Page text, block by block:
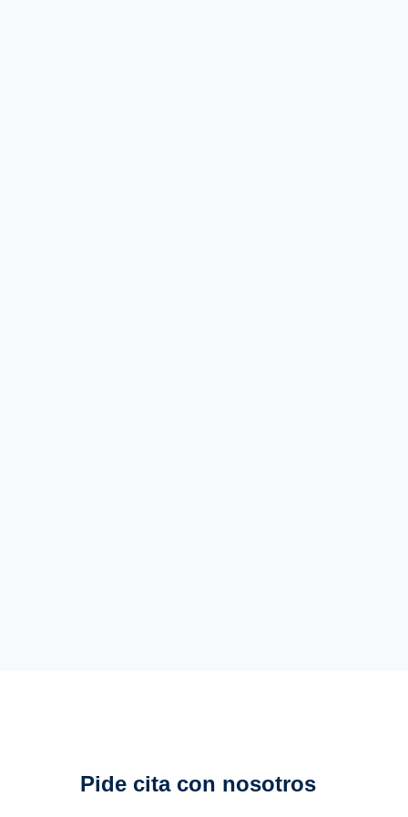
Pide cita con nosotros